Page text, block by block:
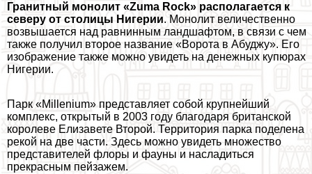
Гранитный монолит «Zuma Rock» располагается к
северу от столицы Нигерии. Монолит величественно
возвышается над равнинным ландшафтом, в связи с чем
также получил второе название «Ворота в Абуджу». Его
изображение также можно увидеть на денежных купюрах
Нигерии.
Парк «Millenium» представляет собой крупнейший
комплекс, открытый в 2003 году благодаря британской
королеве Елизавете Второй. Территория парка поделена
рекой на две части. Здесь можно увидеть множество
представителей флоры и фауны и насладиться
прекрасным пейзажем.